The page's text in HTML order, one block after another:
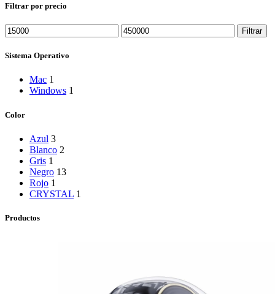
Filtrar por precio
Precio
mínimo
Precio
máximo
Filtrar
Sistema Operativo
Mac 1
Windows 1
Color
Azul 3
Blanco 2
Gris 1
Negro 13
Rojo 1
CRYSTAL 1
Productos